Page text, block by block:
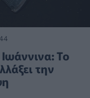
Το
την